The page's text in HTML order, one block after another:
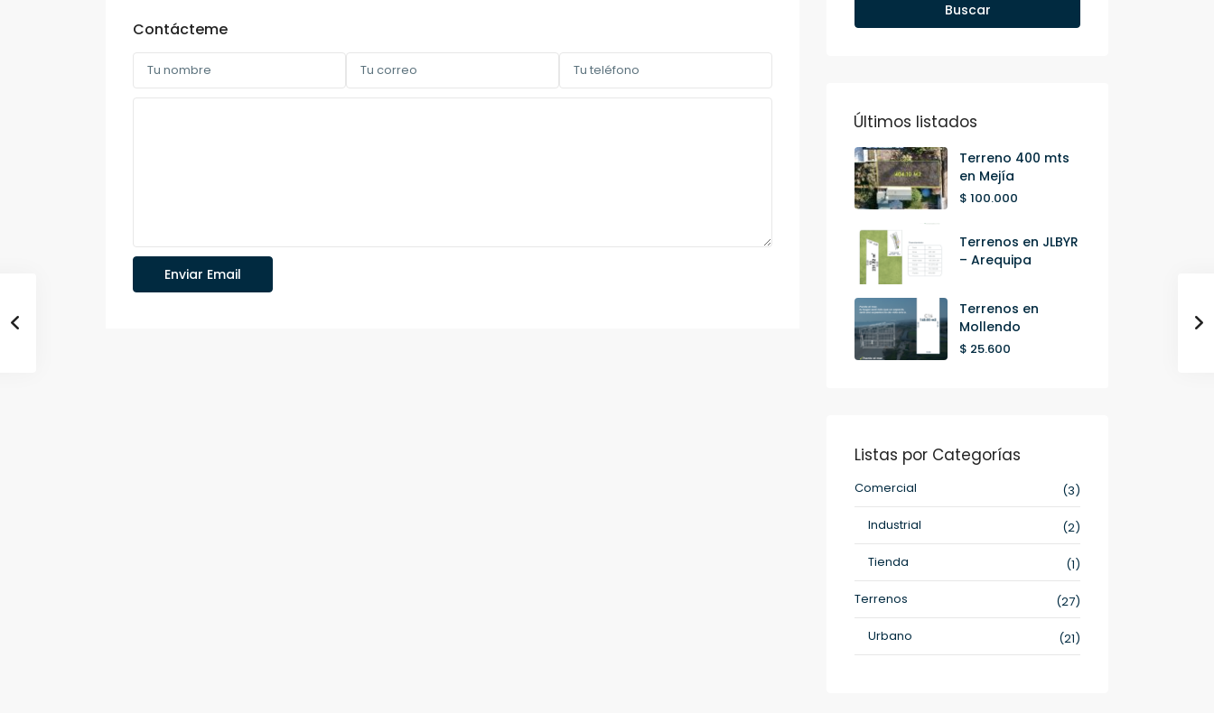
Contácteme
Buscar
Últimos listados
Terreno 400 mts
en Mejía
$ 100.000
Terrenos en JLBYR
– Arequipa
Terrenos en
Mollendo
$ 25.600
Listas por Categorías
Comercial
(3)
Industrial
(2)
Tienda
(1)
Terrenos
(27)
Urbano
(21)